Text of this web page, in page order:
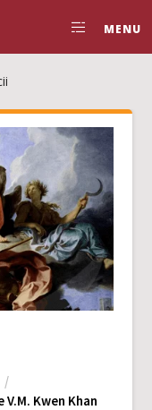
MENU
V.M. Kwen Khan